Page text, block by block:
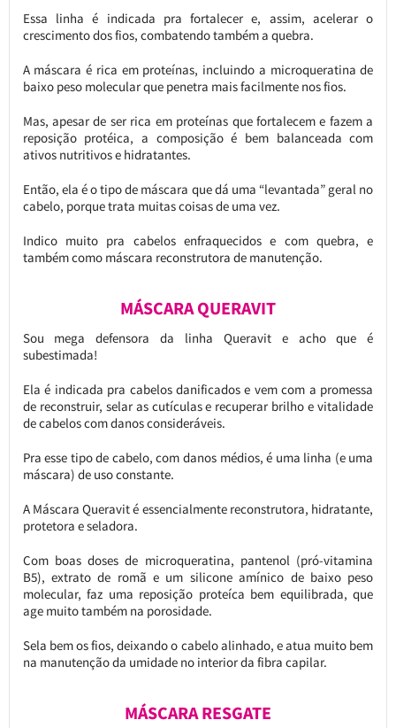
Essa linha é indicada pra fortalecer e, assim, acelerar o
crescimento dos fios, combatendo também a quebra.
A máscara é rica em proteínas, incluindo a microqueratina de
baixo peso molecular que penetra mais facilmente nos fios.
Mas, apesar de ser rica em proteínas que fortalecem e fazem a
reposição protéica, a composição é bem balanceada com
ativos nutritivos e hidratantes.
Então, ela é o tipo de máscara que dá uma “levantada” geral no
cabelo, porque trata muitas coisas de uma vez.
Indico muito pra cabelos enfraquecidos e com quebra, e
também como máscara reconstrutora de manutenção.
MÁSCARA QUERAVIT
Sou mega defensora da linha Queravit e acho que é
subestimada!
Ela é indicada pra cabelos danificados e vem com a promessa
de reconstruir, selar as cutículas e recuperar brilho e vitalidade
de cabelos com danos consideráveis.
Pra esse tipo de cabelo, com danos médios, é uma linha (e uma
máscara) de uso constante.
A Máscara Queravit é essencialmente reconstrutora, hidratante,
protetora e seladora.
Com boas doses de microqueratina, pantenol (pró-vitamina
B5), extrato de romã e um silicone amínico de baixo peso
molecular, faz uma reposição proteíca bem equilibrada, que
age muito também na porosidade.
Sela bem os fios, deixando o cabelo alinhado, e atua muito bem
na manutenção da umidade no interior da fibra capilar.
MÁSCARA RESGATE